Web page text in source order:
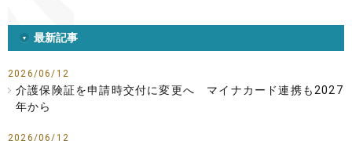
最新記事
2026/06/12
介護保険証を申請時交付に変更へ マイナカード連携も2027
年から
2026/06/12